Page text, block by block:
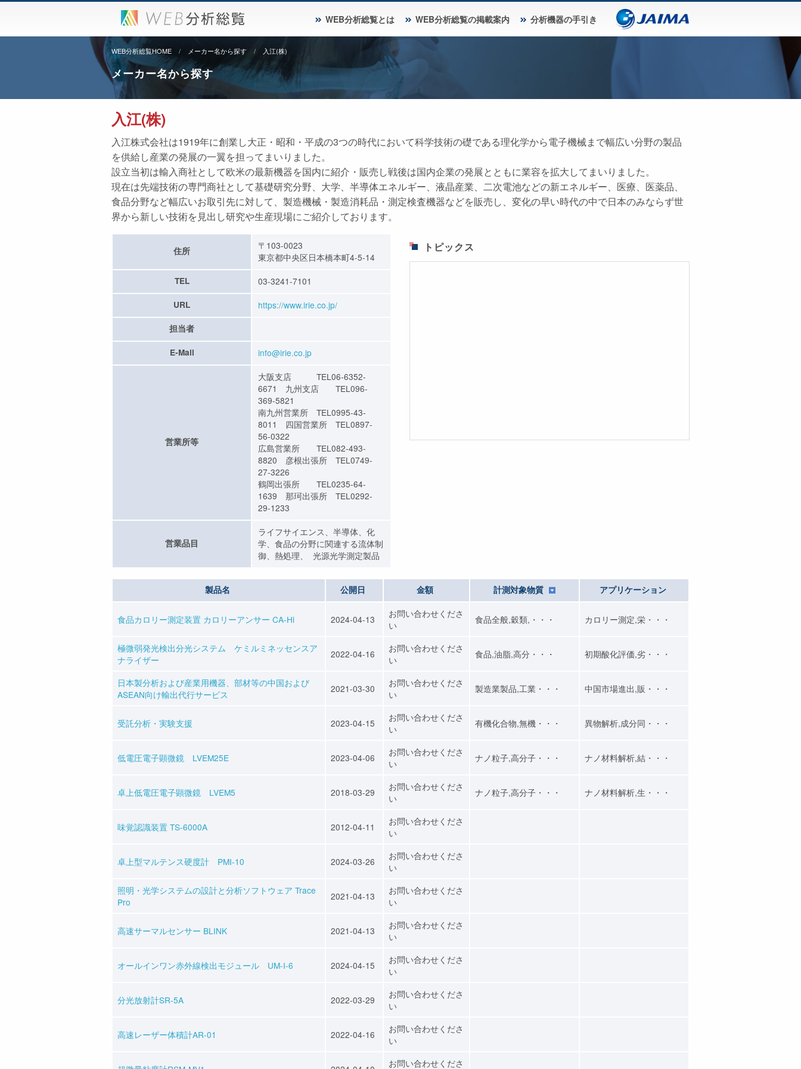
WEB分析総覧とは WEB分析総覧の掲載案内 分析機器の手引き
WEB分析総覧HOME メーカー名から探す 入江(株)
メーカー名から探す
入江(株)
入江株式会社は1919年に創業し大正・昭和・平成の3つの時代において科学技術の礎である理化学から電子機械まで幅広い分野の製品
を供給し産業の発展の一翼を担ってまいりました。
設立当初は輸入商社として欧米の最新機器を国内に紹介・販売し戦後は国内企業の発展とともに業容を拡大してまいりました。
現在は先端技術の専門商社として基礎研究分野、大学、半導体エネルギー、液晶産業、二次電池などの新エネルギー、医療、医薬品、
食品分野など幅広いお取引先に対して、製造機械・製造消耗品・測定検査機器などを販売し、変化の早い時代の中で日本のみならず世
界から新しい技術を見出し研究や生産現場にご紹介しております。
住所
〒103-0023
東京都中央区日本橋本町4-5-14
TEL 03-3241-7101
URL https://www.irie.co.jp/
担当者
E-Mail info@irie.co.jp
営業所等
大阪支店 TEL06-6352-
6671 九州支店 TEL096-
369-5821
南九州営業所 TEL0995-43-
8011 四国営業所 TEL0897-
56-0322
広島営業所 TEL082-493-
8820 彦根出張所 TEL0749-
27-3226
鶴岡出張所 TEL0235-64-
1639 那珂出張所 TEL0292-
29-1233
営業品目
ライフサイエンス、半導体、化
学、食品の分野に関連する流体制
御、熱処理、 光源光学測定製品
トピックス
製品名 公開日 金額 計測対象物質 アプリケーション
食品カロリー測定装置 カロリーアンサー CA-Hi 2024-04-13
お問い合わせくださ
い
食品全般,穀類,・・・ カロリー測定,栄・・・
極微弱発光検出分光システム ケミルミネッセンスア
ナライザー
2022-04-16
お問い合わせくださ
い
食品,油脂,高分・・・ 初期酸化評価,劣・・・
日本製分析および産業用機器、部材等の中国および
ASEAN向け輸出代行サービス
2021-03-30
お問い合わせくださ
い
製造業製品,工業・・・ 中国市場進出,販・・・
受託分析・実験支援 2023-04-15
お問い合わせくださ
い
有機化合物,無機・・・ 異物解析,成分同・・・
低電圧電子顕微鏡 LVEM25E 2023-04-06
お問い合わせくださ
い
ナノ粒子,高分子・・・ ナノ材料解析,結・・・
卓上低電圧電子顕微鏡 LVEM5 2018-03-29
お問い合わせくださ
い
ナノ粒子,高分子・・・ ナノ材料解析,生・・・
味覚認識装置 TS-6000A 2012-04-11
お問い合わせくださ
い
卓上型マルテンス硬度計 PMI-10 2024-03-26
お問い合わせくださ
い
照明・光学システムの設計と分析ソフトウェア Trace
Pro
2021-04-13
お問い合わせくださ
い
高速サーマルセンサー BLINK 2021-04-13
お問い合わせくださ
い
オールインワン赤外線検出モジュール UM-I-6 2024-04-15
お問い合わせくださ
い
分光放射計SR-5A 2022-03-29
お問い合わせくださ
い
高速レーザー体積計AR-01 2022-04-16
お問い合わせくださ
い
お問い合わせくださ